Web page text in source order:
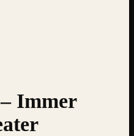
Immer